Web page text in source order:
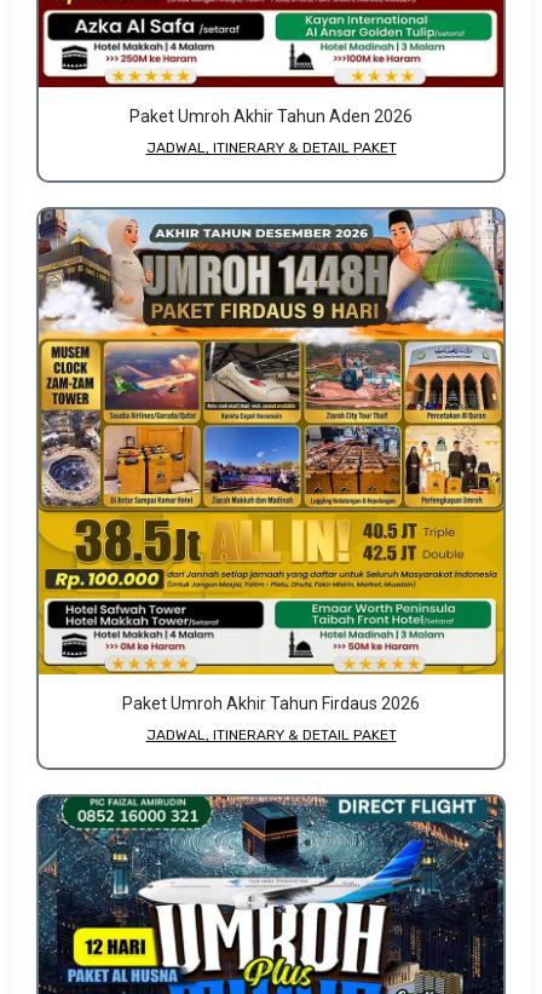
Paket Umroh Akhir Tahun Aden 2026
JADWAL, ITINERARY & DETAIL PAKET
Paket Umroh Akhir Tahun Firdaus 2026
JADWAL, ITINERARY & DETAIL PAKET